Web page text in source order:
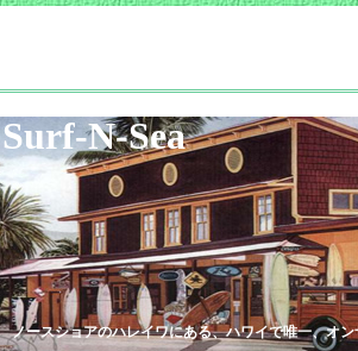
Surf-N-Sea
ノースショアのハレイワにある、ハワイで唯一、オ